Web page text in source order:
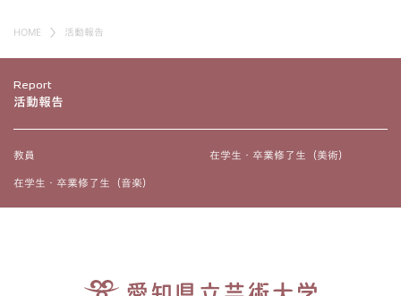
HOME 活動報告
Report
活動報告
教員 在学生・卒業修了生（美術）
在学生・卒業修了生（音楽）